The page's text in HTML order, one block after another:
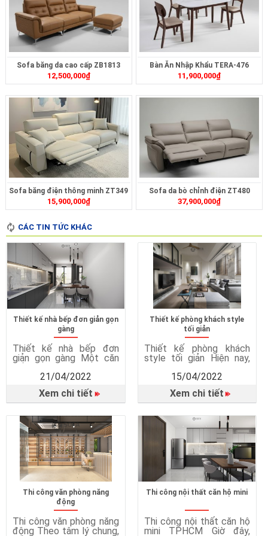
Sofa băng da cao cấp ZB1813
12,500,000₫
Bàn Ăn Nhập Khẩu TERA-476
11,900,000₫
Sofa băng điện thông minh ZT349
15,900,000₫
Sofa da bò chỉnh điện ZT480
37,900,000₫
CÁC TIN TỨC KHÁC
Thiết kế nhà bếp đơn giản gọn
gàng
Thiết kế nhà bếp đơn
giản gọn gàng Một căn
khiến chúng ta thích thú
hơn trong việc bếp núc.
Không ai muốn nấu ăn
trong một căn bếp chật
chội, bừa bộn. Vì nếu bếp
không đẹp, chúng ta sẽ
thiếu sự hứng thú khi nấu
ăn. Chính […]
21/04/2022
Xem chi tiết
Thiết kế phòng khách style
tối giản
Thiết kế phòng khách
style tối giản Hiện nay,
càng có xu hướng đơn
giản hoá các thiết kế và
vật dụng trong nhà. Các
căn phòng hoặc vật dụng
cũng được thiết kế theo
kiểu này. Nhưng để thiết
kế phòng khách theo
style tối giản là điều
không đơn […]
15/04/2022
Xem chi tiết
Thi công văn phòng năng
động
Thi công văn phòng năng
động Theo tâm lý chung,
Thi công nội thất căn hộ mini
Thi công nội thất căn hộ
mini TPHCM Giờ đây,